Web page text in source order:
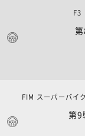
F3
第9
FIM スーパーバ